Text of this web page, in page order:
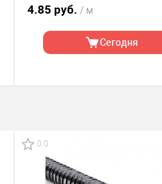
4.85 руб. / м
Сегодня
0.0